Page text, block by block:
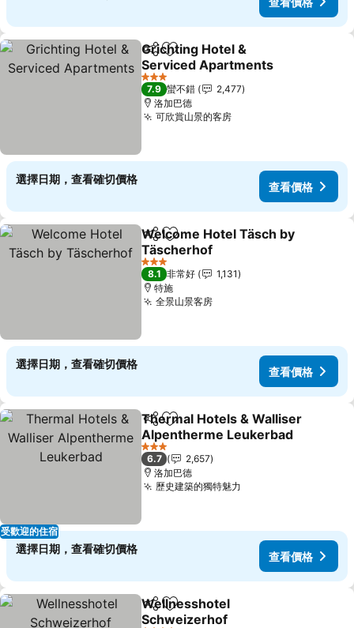
分享 加入我的最愛
Grichting Hotel &
Serviced Apartments
3 星級
7.9 蠻不錯
2,477
洛加巴德
可欣賞山景的客房
選擇日期，查看確切價格
查看價格
分享 加入我的最愛
Welcome Hotel Täsch by
Täscherhof
3 星級
8.1 非常好
1,131
特施
全景山景客房
選擇日期，查看確切價格
查看價格
受歡迎的住宿
分享 加入我的最愛
Thermal Hotels & Walliser
Alpentherme Leukerbad
3 星級
6.7
2,657
洛加巴德
歷史建築的獨特魅力
選擇日期，查看確切價格
查看價格
分享 加入我的最愛
Wellnesshotel
Schweizerhof